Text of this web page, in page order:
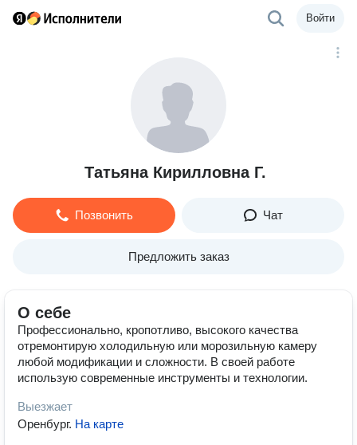
Войти
Татьяна Кирилловна Г.
Позвонить Чат
Предложить заказ
О себе
Профессионально, кропотливо, высокого качества
отремонтирую холодильную или морозильную камеру
любой модификации и сложности. В своей работе
использую современные инструменты и технологии.
Выезжает
Оренбург. На карте